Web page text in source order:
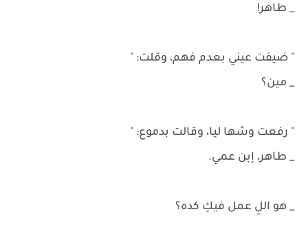
_ طاهر!
" ضيفت عيني بعدم فهم، وقلت: "
_ مين؟
" رفعت وشها ليا، وقالت بدموع: "
_ طاهر، إبن عمي.
_ هو اللِ عمل فيكِ كده؟